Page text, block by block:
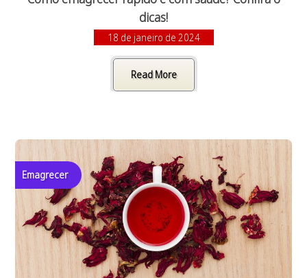
dicas!
18 de janeiro de 2024
Read More
Emagrecer